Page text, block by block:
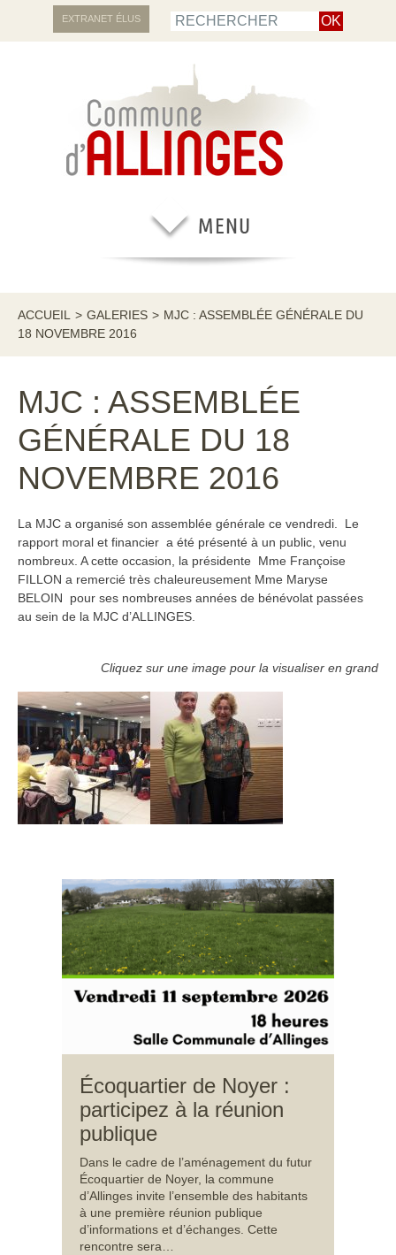
EXTRANET ÉLUS
ACCUEIL > GALERIES > MJC : ASSEMBLÉE GÉNÉRALE DU
18 NOVEMBRE 2016
MJC : ASSEMBLÉE
GÉNÉRALE DU 18
NOVEMBRE 2016
La MJC a organisé son assemblée générale ce vendredi. Le
rapport moral et financier a été présenté à un public, venu
nombreux. A cette occasion, la présidente Mme Françoise
FILLON a remercié très chaleureusement Mme Maryse
BELOIN pour ses nombreuses années de bénévolat passées
au sein de la MJC d’ALLINGES.
Cliquez sur une image pour la visualiser en grand
Écoquartier de Noyer :
participez à la réunion
publique
Dans le cadre de l’aménagement du futur
Écoquartier de Noyer, la commune
d’Allinges invite l’ensemble des habitants
à une première réunion publique
d’informations et d’échanges. Cette
rencontre sera…